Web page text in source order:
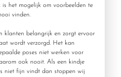
is het mogelijk om voorbeelden te
vinden.
klanten belangrijk en zorgt ervoor
wordt verzorgd. Het kan
poses niet werken voor
ook nooit. Als een kindje
niet fijn vindt dan stoppen wij